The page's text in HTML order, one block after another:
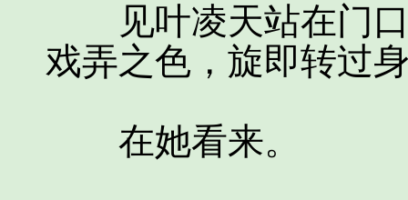
见叶凌天站在门口
戏弄之色，旋即转过
在她看来。